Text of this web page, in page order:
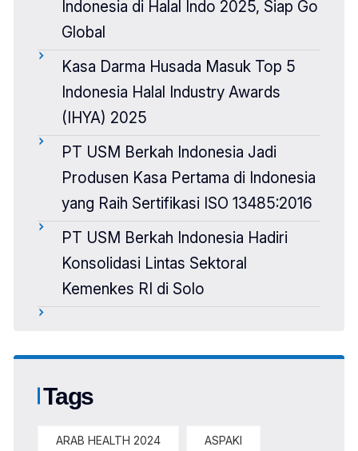
Indonesia di Halal Indo 2025, Siap Go
Global
Kasa Darma Husada Masuk Top 5
Indonesia Halal Industry Awards
(IHYA) 2025
PT USM Berkah Indonesia Jadi
Produsen Kasa Pertama di Indonesia
yang Raih Sertifikasi ISO 13485:2016
PT USM Berkah Indonesia Hadiri
Konsolidasi Lintas Sektoral
Kemenkes RI di Solo
Tags
ARAB HEALTH 2024 ASPAKI